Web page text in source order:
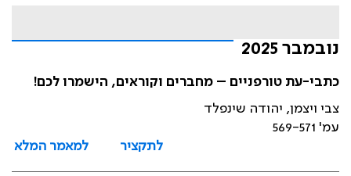
נובמבר 2025
כתבי-עת טורפניים – מחברים וקוראים, הישמרו לכם!
צבי ויצמן, יהודה שינפלד
עמ' 569-571
לתקציר
למאמר המלא